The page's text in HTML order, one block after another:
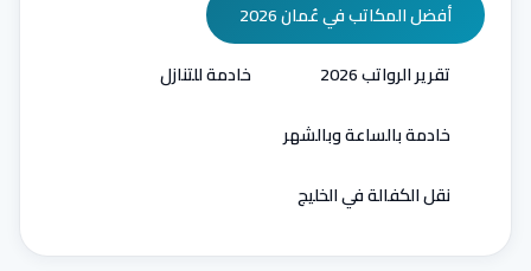
أفضل المكاتب في عُمان 2026
تقرير الرواتب 2026
خادمة للتنازل
خادمة بالساعة وبالشهر
نقل الكفالة في الخليج